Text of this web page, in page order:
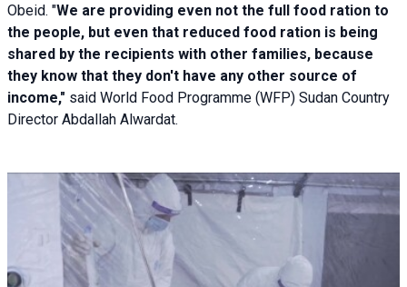
Obeid. "We are providing even not the full food ration to
the people, but even that reduced food ration is being
shared by the recipients with other families, because
they know that they don't have any other source of
income," said World Food Programme (WFP) Sudan Country
Director Abdallah Alwardat.